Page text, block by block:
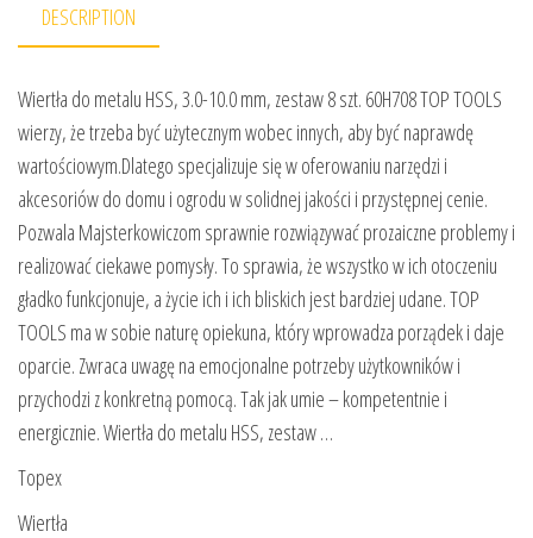
DESCRIPTION
Wiertła do metalu HSS, 3.0-10.0 mm, zestaw 8 szt. 60H708 TOP TOOLS
wierzy, że trzeba być użytecznym wobec innych, aby być naprawdę
wartościowym.Dlatego specjalizuje się w oferowaniu narzędzi i
akcesoriów do domu i ogrodu w solidnej jakości i przystępnej cenie.
Pozwala Majsterkowiczom sprawnie rozwiązywać prozaiczne problemy i
realizować ciekawe pomysły. To sprawia, że wszystko w ich otoczeniu
gładko funkcjonuje, a życie ich i ich bliskich jest bardziej udane. TOP
TOOLS ma w sobie naturę opiekuna, który wprowadza porządek i daje
oparcie. Zwraca uwagę na emocjonalne potrzeby użytkowników i
przychodzi z konkretną pomocą. Tak jak umie – kompetentnie i
energicznie. Wiertła do metalu HSS, zestaw …
Topex
Wiertła